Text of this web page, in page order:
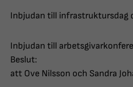
Inbjudan till infrastruktursdag
Inbjudan till
Beslut:
att Ove Nilsson och Sandra